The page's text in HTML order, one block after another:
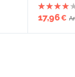
17,96€